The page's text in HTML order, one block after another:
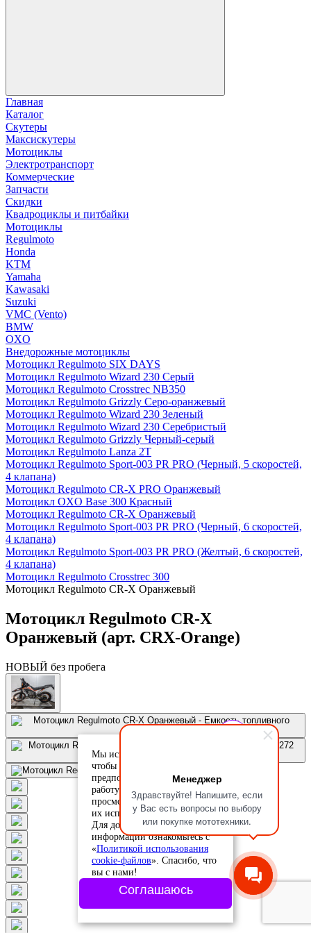
Менеджер
Здравствуйте! Напишите, если
у Вас есть вопросы по выбору
или покупке мототехники.
Главная
Каталог
Скутеры
Максискутеры
Мотоциклы
Электротранспорт
Коммерческие
Запчасти
Скидки
Квадроциклы и питбайки
Мотоциклы
Regulmoto
Honda
KTM
Yamaha
Kawasaki
Suzuki
VMC (Vento)
BMW
OXO
Внедорожные мотоциклы
Мотоцикл Regulmoto SIX DAYS
Мотоцикл Regulmoto Wizard 230 Серый
Мотоцикл Regulmoto Crosstrec NB350
Мотоцикл Regulmoto Grizzly Серо-оранжевый
Мотоцикл Regulmoto Wizard 230 Зеленый
Мотоцикл Regulmoto Wizard 230 Серебристый
Мотоцикл Regulmoto Grizzly Черный-серый
Мотоцикл Regulmoto Lanza 2T
Мотоцикл Regulmoto Sport-003 PR PRO (Черный, 5 скоростей,
4 клапана)
Мотоцикл Regulmoto CR-X PRO Оранжевый
Мотоцикл OXO Base 300 Красный
Мотоцикл Regulmoto CR-X Оранжевый
Мотоцикл Regulmoto Sport-003 PR PRO (Черный, 6 скоростей,
4 клапана)
Мотоцикл Regulmoto Sport-003 PR PRO (Желтый, 6 скоростей,
4 клапана)
Мотоцикл Regulmoto Crosstrec 300
Мотоцикл Regulmoto CR-X Оранжевый
Мотоцикл Regulmoto CR-X
Оранжевый (арт. CRX-Orange)
НОВЫЙ без пробега
Мы используем cookie-файлы,
чтобы учесть ваши
предпочтения и улучшить
работу сайта. Продолжая
просмотр, вы соглашаетесь с
их использованием.
Для дополнительной
информации ознакомьтесь с
«Политикой использования
cookie-файлов». Спасибо, что
вы с нами!
Соглашаюсь